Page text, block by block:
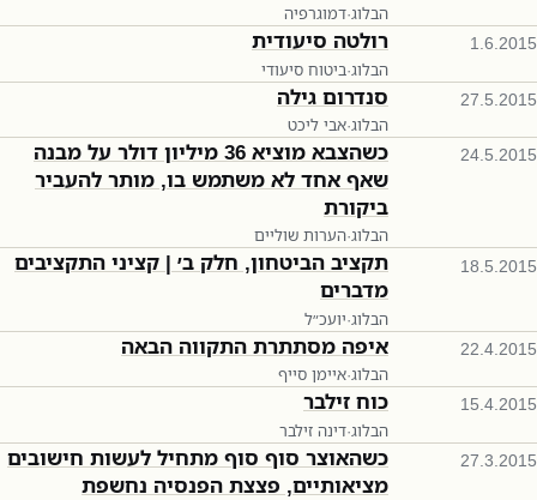
הבלוג·דמוגרפיה
1.6.2015 רולטה סיעודית
הבלוג·ביטוח סיעודי
27.5.2015 סנדרום גילה
הבלוג·אבי ליכט
24.5.2015
כשהצבא מוציא 36 מיליון דולר על מבנה
שאף אחד לא משתמש בו, מותר להעביר
ביקורת
הבלוג·הערות שוליים
18.5.2015
תקציב הביטחון, חלק ב׳ | קציני התקציבים
מדברים
הבלוג·יועכ״ל
22.4.2015 איפה מסתתרת התקווה הבאה
הבלוג·איימן סייף
15.4.2015 כוח זילבר
הבלוג·דינה זילבר
27.3.2015
כשהאוצר סוף סוף מתחיל לעשות חישובים
מציאותיים, פצצת הפנסיה נחשפת